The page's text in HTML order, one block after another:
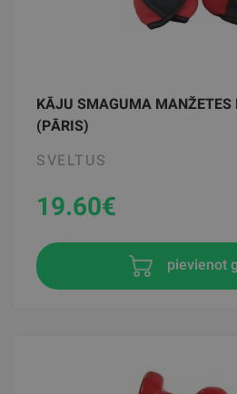
KĀJU SMAGUMA MANŽETES
(PĀRIS)
SVELTUS
19.60€
pievienot